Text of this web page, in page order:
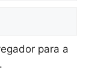
para a